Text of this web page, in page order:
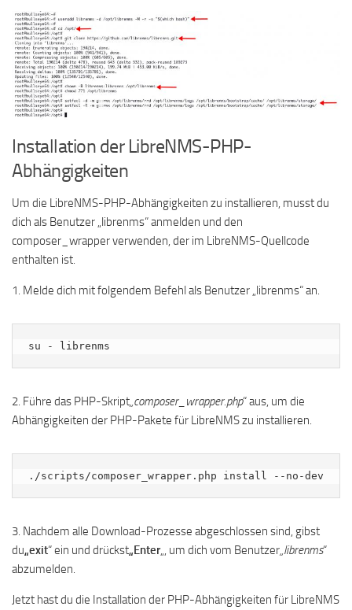
Installation der LibreNMS-PHP-
Abhängigkeiten
Um die LibreNMS-PHP-Abhängigkeiten zu installieren, musst du
dich als Benutzer „librenms“ anmelden und den
composer_wrapper verwenden, der im LibreNMS-Quellcode
enthalten ist.
1. Melde dich mit folgendem Befehl als Benutzer „librenms“ an.
su - librenms
2. Führe das PHP-Skript „composer_wrapper.php“ aus, um die
Abhängigkeiten der PHP-Pakete für LibreNMS zu installieren.
./scripts/composer_wrapper.php install --no-dev
3. Nachdem alle Download-Prozesse abgeschlossen sind, gibst
du„exit“ ein und drückst„Enter„, um dich vom Benutzer „librenms“
abzumelden.
Jetzt hast du die Installation der PHP-Abhängigkeiten für LibreNMS